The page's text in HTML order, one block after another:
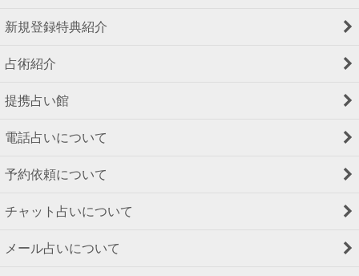
新規登録特典紹介
占術紹介
提携占い館
電話占いについて
予約依頼について
チャット占いについて
メール占いについて